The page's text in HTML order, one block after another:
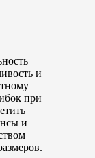
и
при
и